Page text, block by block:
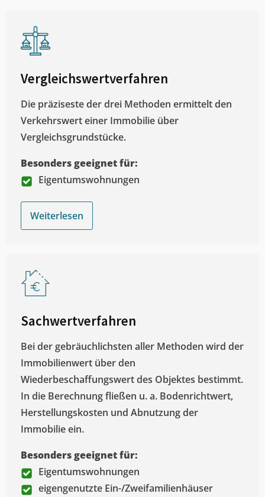
Vergleichswertverfahren
Die präziseste der drei Methoden ermittelt den
Verkehrswert einer Immobilie über
Vergleichsgrundstücke.
Besonders geeignet für:
Eigentumswohnungen
Weiterlesen
Sachwertverfahren
Bei der gebräuchlichsten aller Methoden wird der
Immobilienwert über den
Wiederbeschaffungswert des Objektes bestimmt.
In die Berechnung fließen u. a. Bodenrichtwert,
Herstellungskosten und Abnutzung der
Immobilie ein.
Besonders geeignet für:
Eigentumswohnungen
eigengenutzte Ein-/Zweifamilienhäuser